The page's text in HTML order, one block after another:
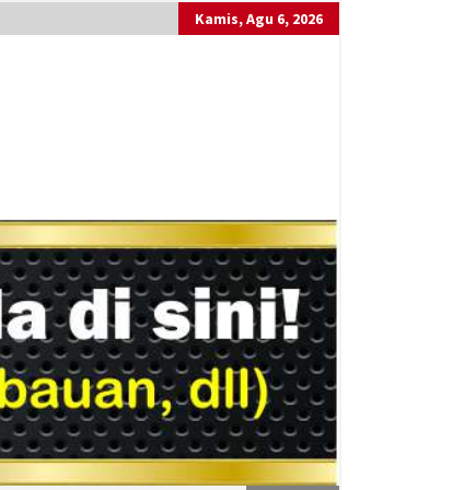
Kamis, Agu 6, 2026